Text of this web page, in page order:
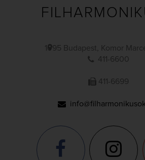
1095 Budapest, Komor
411-6600
411-6699